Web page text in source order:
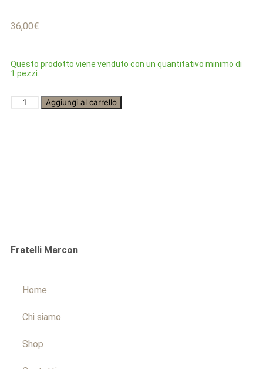
36,00€
Questo prodotto viene venduto con un quantitativo minimo di
1 pezzi.
Aggiungi al carrello
Fratelli Marcon
Home
Chi siamo
Shop